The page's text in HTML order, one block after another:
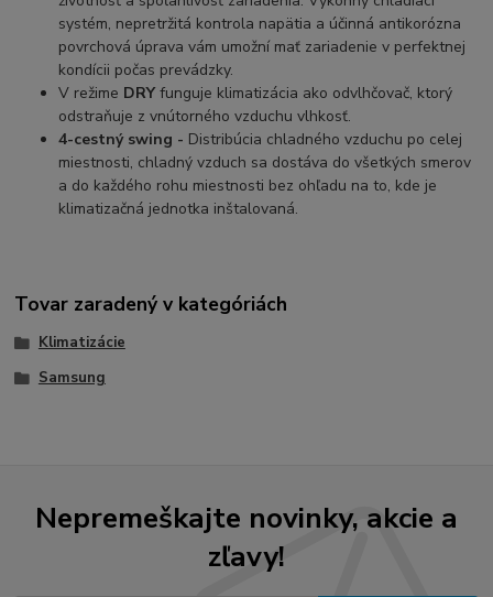
systém, nepretržitá kontrola napätia a účinná antikorózna
povrchová úprava vám umožní mať zariadenie v perfektnej
kondícii počas prevádzky.
V režime DRYfunguje klimatizácia ako odvlhčovač, ktorý
odstraňuje z vnútorného vzduchu vlhkosť.
4-cestný swing - Distribúcia chladného vzduchu po celej
miestnosti, chladný vzduch sa dostáva do všetkých smerov
a do každého rohu miestnosti bez ohľadu na to, kde je
klimatizačná jednotka inštalovaná.
Tovar zaradený v kategóriách
Klimatizácie
Samsung
Nepremeškajte novinky, akcie a
zľavy!